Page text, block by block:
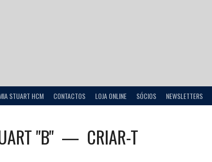
STUART HCM CONTACTOS LOJA ONLINE SÓCIOS NEWSLETTERS
"B" — CRIAR-T